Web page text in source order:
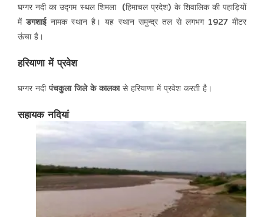
घग्गर नदी का उद्गम स्थल शिमला (हिमाचल प्रदेश) के शिवालिक की पहाड़ियों
मेंडगशाईनामक स्थान है। यह स्थान समुन्द्र तल से लगभग 1927 मीटर
ऊंचा है।
हरियाणा में प्रवेश
घग्गर नदीपंचकुला जिले के कालकासे हरियाणा में प्रवेश करती है।
सहायक नदियां